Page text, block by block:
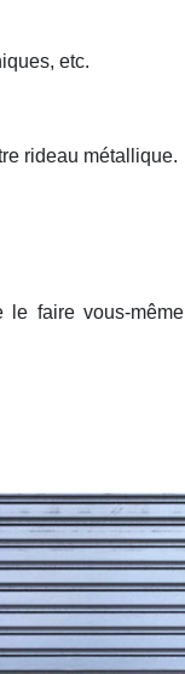
etc.
rideau métallique.
faire vous-